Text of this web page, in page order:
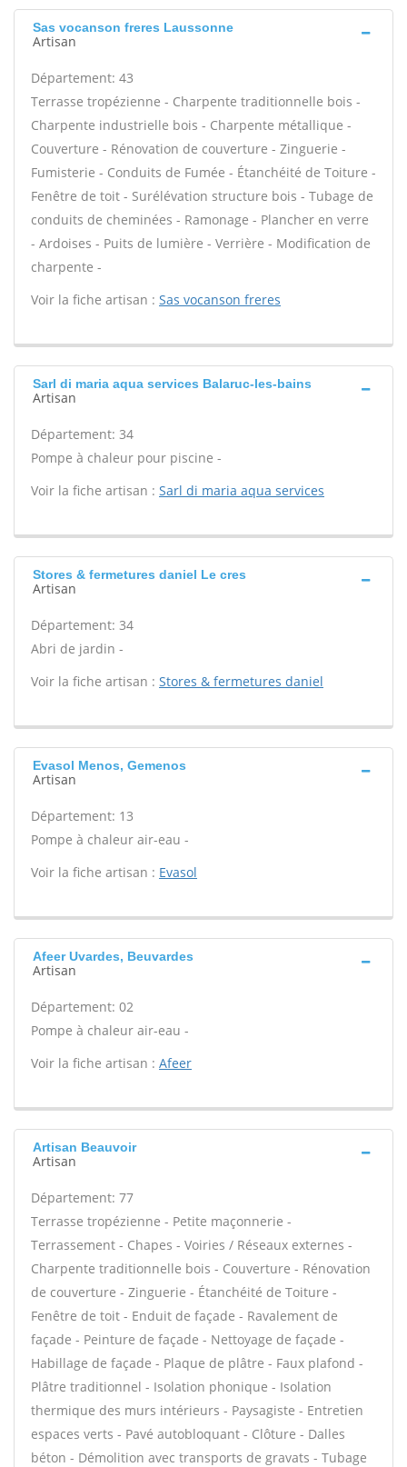
Sas vocanson freres Laussonne
Artisan
Département: 43
Terrasse tropézienne - Charpente traditionnelle bois -
Charpente industrielle bois - Charpente métallique -
Couverture - Rénovation de couverture - Zinguerie -
Fumisterie - Conduits de Fumée - Étanchéité de Toiture -
Fenêtre de toit - Surélévation structure bois - Tubage de
conduits de cheminées - Ramonage - Plancher en verre
- Ardoises - Puits de lumière - Verrière - Modification de
charpente -
Voir la fiche artisan : Sas vocanson freres
Sarl di maria aqua services Balaruc-les-bains
Artisan
Département: 34
Pompe à chaleur pour piscine -
Voir la fiche artisan : Sarl di maria aqua services
Stores & fermetures daniel Le cres
Artisan
Département: 34
Abri de jardin -
Voir la fiche artisan : Stores & fermetures daniel
Evasol Menos, Gemenos
Artisan
Département: 13
Pompe à chaleur air-eau -
Voir la fiche artisan : Evasol
Afeer Uvardes, Beuvardes
Artisan
Département: 02
Pompe à chaleur air-eau -
Voir la fiche artisan : Afeer
Artisan Beauvoir
Artisan
Département: 77
Terrasse tropézienne - Petite maçonnerie -
Terrassement - Chapes - Voiries / Réseaux externes -
Charpente traditionnelle bois - Couverture - Rénovation
de couverture - Zinguerie - Étanchéité de Toiture -
Fenêtre de toit - Enduit de façade - Ravalement de
façade - Peinture de façade - Nettoyage de façade -
Habillage de façade - Plaque de plâtre - Faux plafond -
Plâtre traditionnel - Isolation phonique - Isolation
thermique des murs intérieurs - Paysagiste - Entretien
espaces verts - Pavé autobloquant - Clôture - Dalles
béton - Démolition avec transports de gravats - Tubage